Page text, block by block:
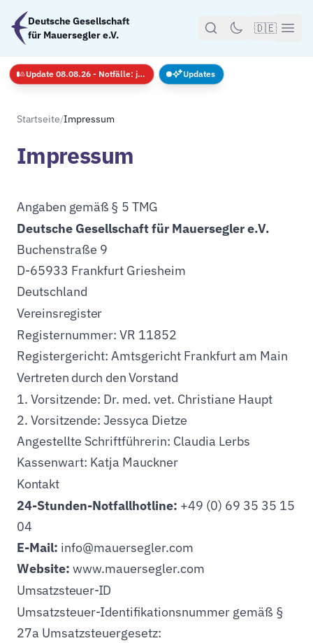
Zum Hauptinhalt springen
Deutsche Gesellschaft
für Mauersegler e.V.
🇩🇪
Startseite/Impressum
Impressum
Angaben gemäß § 5 TMG
Deutsche Gesellschaft für Mauersegler e.V.
Buchenstraße 9
D-65933 Frankfurt Griesheim
Deutschland
Vereinsregister
Registernummer: VR 11852
Registergericht: Amtsgericht Frankfurt am Main
Vertreten durch den Vorstand
1. Vorsitzende: Dr. med. vet. Christiane Haupt
2. Vorsitzende: Jessyca Dietze
Angestellte Schriftführerin: Claudia Lerbs
Kassenwart: Katja Mauckner
Kontakt
24-Stunden-Notfallhotline: +49 (0) 69 35 35 15
04
E-Mail: info@mauersegler.com
Website: www.mauersegler.com
Umsatzsteuer-ID
Umsatzsteuer-Identifikationsnummer gemäß §
27a Umsatzsteuergesetz:
Update 08.08.26 - Notfälle: jederzeit · GS nur mit Anmeldug
Updates